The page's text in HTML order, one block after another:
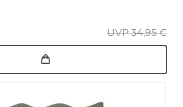
UVP 34,95 €